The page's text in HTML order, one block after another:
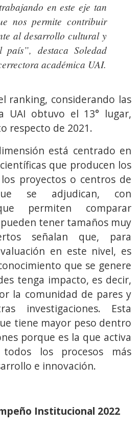
en este eje tan
nos permite contribuir
al desarrollo cultural y
país”, destaca Soledad
académica UAI.
ranking, considerando las
UAI obtuvo el 13° lugar,
respecto de 2021.
está centrado en
que producen los
proyectos o centros de
se adjudican, con
permiten comparar
tener tamaños muy
señalan que, para
en este nivel, es
que se genere
tenga impacto, es decir,
la comunidad de pares y
investigaciones. Esta
tiene mayor peso dentro
porque es la que activa
los procesos más
e innovación.
Institucional 2022